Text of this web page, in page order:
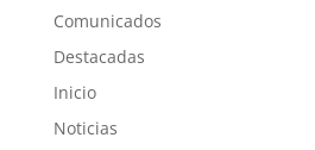
Comunicados
Destacadas
Inicio
Noticias